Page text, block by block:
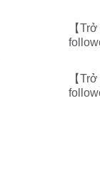
hạng
【
hạng
【